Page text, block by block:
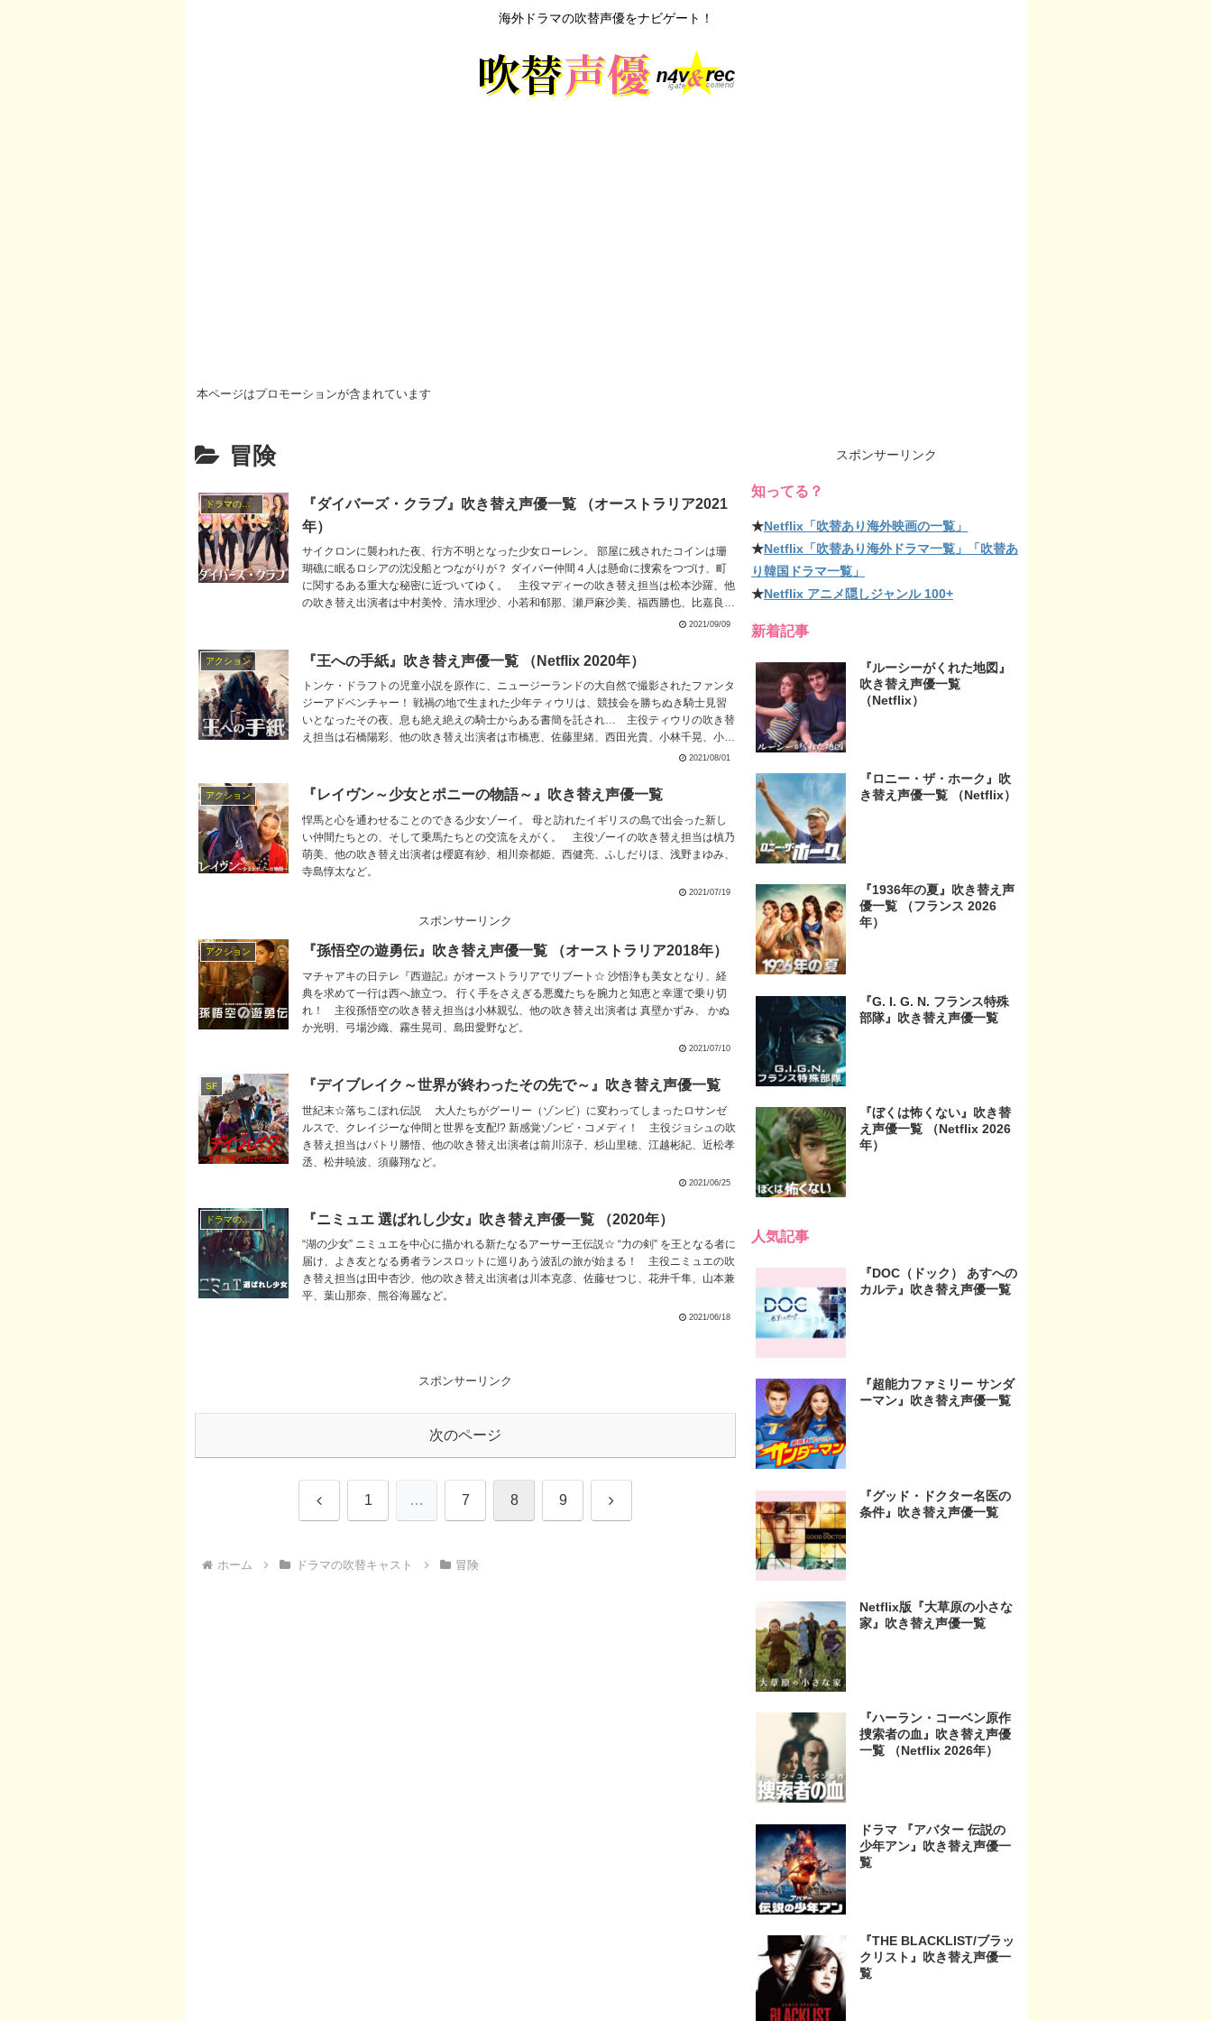
海外ドラマの吹替声優をナビゲート！
本ページはプロモーションが含まれています
冒険
ドラマの吹替キャスト
『ダイバーズ・クラブ』吹き替え声優一覧 （オーストラリア2021
年）
サイクロンに襲われた夜、行方不明となった少女ローレン。 部屋に残されたコインは珊
瑚礁に眠るロシアの沈没船とつながりが？ ダイバー仲間４人は懸命に捜索をつづけ、町
に関するある重大な秘密に近づいてゆく。 主役マディーの吹き替え担当は松本沙羅、他
の吹き替え出演者は中村美怜、清水理沙、小若和郁那、瀬戸麻沙美、福西勝也、比嘉良介
2021/09/09
アクション 『王への手紙』吹き替え声優一覧 （Netflix 2020年）
トンケ・ドラフトの児童小説を原作に、ニュージーランドの大自然で撮影されたファンタ
ジーアドベンチャー！ 戦禍の地で生まれた少年ティウリは、競技会を勝ちぬき騎士見習
いとなったその夜、息も絶え絶えの騎士からある書簡を託され… 主役ティウリの吹き替
え担当は石橋陽彩、他の吹き替え出演者は市橋恵、佐藤里緒、西田光貴、小林千晃、小林
2021/08/01
アクション 『レイヴン～少女とポニーの物語～』吹き替え声優一覧
悍馬と心を通わせることのできる少女ゾーイ。 母と訪れたイギリスの島で出会った新し
い仲間たちとの、そして乗馬たちとの交流をえがく。 主役ゾーイの吹き替え担当は槙乃
萌美、他の吹き替え出演者は櫻庭有紗、相川奈都姫、西健亮、ふしだりほ、浅野まゆみ、
寺島惇太など。
2021/07/19
スポンサーリンク
アクション 『孫悟空の遊勇伝』吹き替え声優一覧 （オーストラリア2018年）
マチャアキの日テレ『西遊記』がオーストラリアでリブート☆ 沙悟浄も美女となり、経
典を求めて一行は西へ旅立つ。 行く手をさえぎる悪魔たちを腕力と知恵と幸運で乗り切
れ！ 主役孫悟空の吹き替え担当は小林親弘、他の吹き替え出演者は 真壁かずみ、 かぬ
か光明、弓場沙織、霧生晃司、島田愛野など。
2021/07/10
SF 『デイブレイク～世界が終わったその先で～』吹き替え声優一覧
世紀末☆落ちこぼれ伝説 大人たちがグーリー（ゾンビ）に変わってしまったロサンゼ
ルスで、クレイジーな仲間と世界を支配!? 新感覚ゾンビ・コメディ！ 主役ジョシュの吹
き替え担当はバトリ勝悟、他の吹き替え出演者は前川涼子、杉山里穂、江越彬紀、近松孝
丞、松井暁波、須藤翔など。
2021/06/25
ドラマの吹替キャスト 『ニミュエ 選ばれし少女』吹き替え声優一覧 （2020年）
“湖の少女” ニミュエを中心に描かれる新たなるアーサー王伝説☆ “力の剣” を王となる者に
届け、よき友となる勇者ランスロットに巡りあう波乱の旅が始まる！ 主役ニミュエの吹
き替え担当は田中杏沙、他の吹き替え出演者は川本克彦、佐藤せつじ、花井千隼、山本兼
平、葉山那奈、熊谷海麗など。
2021/06/18
スポンサーリンク
次のページ
前 1 … 7 8 9 次
ホーム ドラマの吹替キャスト 冒険
スポンサーリンク
知ってる？
★Netflix「吹替あり海外映画の一覧」
★Netflix「吹替あり海外ドラマ一覧」「吹替あ
り韓国ドラマ一覧」
★Netflix アニメ隠しジャンル 100+
新着記事
『ルーシーがくれた地図』
吹き替え声優一覧
（Netflix）
『ロニー・ザ・ホーク』吹
き替え声優一覧 （Netflix）
『1936年の夏』吹き替え声
優一覧 （フランス 2026
年）
『G. I. G. N. フランス特殊
部隊』吹き替え声優一覧
『ぼくは怖くない』吹き替
え声優一覧 （Netflix 2026
年）
人気記事
『DOC（ドック） あすへの
カルテ』吹き替え声優一覧
『超能力ファミリー サンダ
ーマン』吹き替え声優一覧
『グッド・ドクター名医の
条件』吹き替え声優一覧
Netflix版『大草原の小さな
家』吹き替え声優一覧
『ハーラン・コーベン原作
捜索者の血』吹き替え声優
一覧 （Netflix 2026年）
ドラマ 『アバター 伝説の
少年アン』吹き替え声優一
覧
『THE BLACKLIST/ブラッ
クリスト』吹き替え声優一
覧